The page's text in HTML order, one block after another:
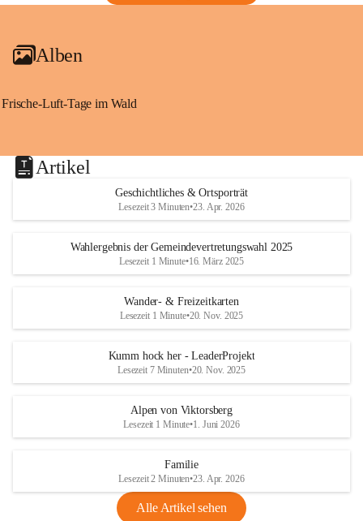
Alben
Frische-Luft-Tage im Wald
Artikel
Geschichtliches & Ortsporträt
Lesezeit 3 Minuten•23. Apr. 2026
Wahlergebnis der Gemeindevertretungswahl 2025
Lesezeit 1 Minute•16. März 2025
Wander- & Freizeitkarten
Lesezeit 1 Minute•20. Nov. 2025
Kumm hock her - LeaderProjekt
Lesezeit 7 Minuten•20. Nov. 2025
Alpen von Viktorsberg
Lesezeit 1 Minute•1. Juni 2026
Familie
Lesezeit 2 Minuten•23. Apr. 2026
Alle Artikel sehen